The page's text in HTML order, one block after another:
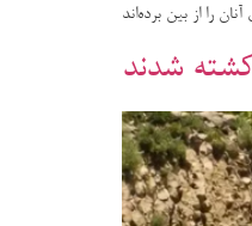
را از بین برده‌اند